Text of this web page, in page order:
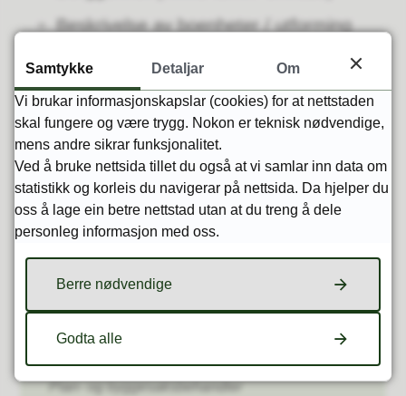
Beskrivelse av boenheter / utforming
Antall boenheter
Grov situasjonsplan / skisse
Hvert prosjekt / henvendelse vurderes
individuelt
Ta kontakt med kommunen ved spørsmål:
kontaktpersoner vises på høyre side
Har du spørsmål?
Plan- og byggesaksbehandler
Samtykke Detaljar Om
Vi brukar informasjonskapslar (cookies) for at nettstaden
skal fungere og være trygg. Nokon er teknisk nødvendige,
mens andre sikrar funksjonalitet.
Ved å bruke nettsida tillet du også at vi samlar inn data om
statistikk og korleis du navigerar på nettsida. Da hjelper du
oss å lage ein betre nettstad utan at du treng å dele
personleg informasjon med oss.
Berre nødvendige
Godta alle